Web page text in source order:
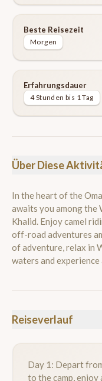
Beste Reisezeit
Morgen
Erfahrungsdauer
4 Stunden bis 1 Tag
Über Diese
In the heart of the
awaits you among the
Khalid. Enjoy camel
off-road adventures
of adventure, relax in
waters and experience
Reiseverlauf
Day 1: Depart
to the camp,